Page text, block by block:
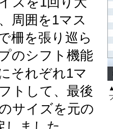
周囲を1マス
柵を張り巡ら
のシフト機能
それぞれ1マ
トして、最後
サイズを元の